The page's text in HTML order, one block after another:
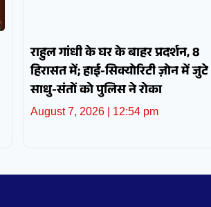
राहुल गांधी के घर के बाहर प्रदर्शन, 8
हिरासत में; हाई-सिक्योरिटी ज़ोन में जुटे
साधु-संतों को पुलिस ने रोका
August 7, 2026 12:54 pm